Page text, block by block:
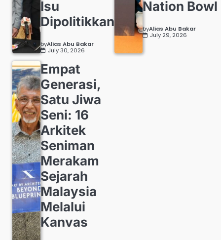
Isu
Dipolitikkan
byAlias Abu Bakar
July 30, 2026
Nation Bowl
byAlias Abu Bakar
July 29, 2026
Empat
Generasi,
Satu Jiwa
Seni: 16
Arkitek
Seniman
Merakam
Sejarah
Malaysia
Melalui
Kanvas